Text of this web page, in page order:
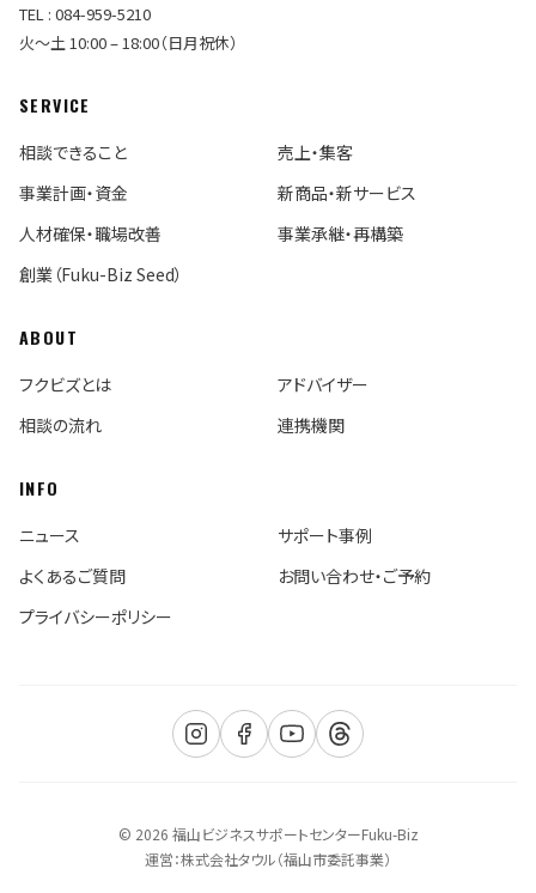
TEL : 084-959-5210
火〜土 10:00 – 18:00（日月祝休）
SERVICE
相談できること
売上・集客
事業計画・資金
新商品・新サービス
人材確保・職場改善
事業承継・再構築
創業（Fuku-Biz Seed）
ABOUT
フクビズとは
アドバイザー
相談の流れ
連携機関
INFO
ニュース
サポート事例
よくあるご質問
お問い合わせ・ご予約
プライバシーポリシー
© 2026 福山ビジネスサポートセンターFuku-Biz
運営：株式会社タウル（福山市委託事業）